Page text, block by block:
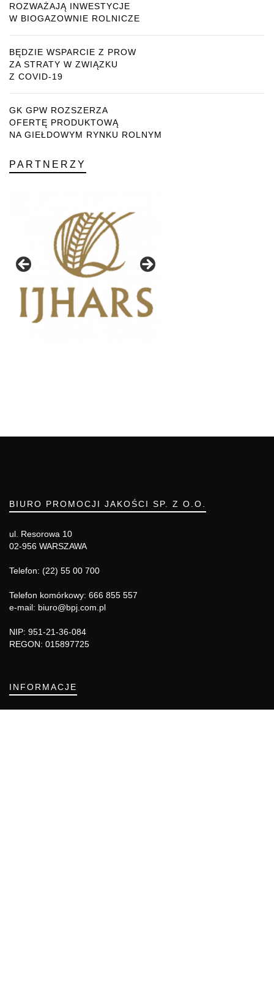
ROZWAŻAJĄ INWESTYCJE
W BIOGAZOWNIE ROLNICZE
BĘDZIE WSPARCIE Z PROW
ZA STRATY W ZWIĄZKU
Z COVID-19
GK GPW ROZSZERZA
OFERTĘ PRODUKTOWĄ
NA GIEŁDOWYM RYNKU ROLNYM
PARTNERZY
BIURO PROMOCJI JAKOŚCI SP. Z O.O.
ul. Resorowa 10
02-956 WARSZAWA
Telefon: (22) 55 00 700
Telefon komórkowy: 666 855 557
e-mail: biuro@bpj.com.pl
NIP: 951-21-36-084
REGON: 015897725
INFORMACJE